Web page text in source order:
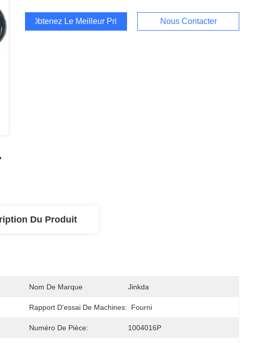
Obtenez Le Meilleur Prix Nous Contacter
Du Produit
Nom De Marque Jinkda
Rapport D'essai De Machines: Fourni
Numéro De Pièce: 1004016P